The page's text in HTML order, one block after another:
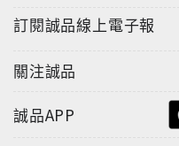
訂閱誠品線上電子報
關注誠品
誠品APP